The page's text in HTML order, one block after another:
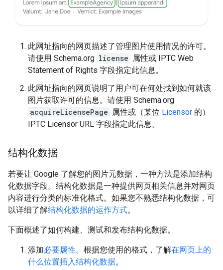
此网址指向的网页描述了管理图片使用情况的许可。
请使用 Schema.org license 属性或 IPTC Web
Statement of Rights 字段指定此信息。
此网址指向的网页说明了用户可在何处找到如何就该
图片获取许可的信息。请使用 Schema.org
acquireLicensePage 属性或（某位 Licensor 的）
IPTC Licensor URL 字段指定此信息。
结构化数据
若要让 Google 了解您的图片元数据，一种方法是添加结构
化数据字段。结构化数据是一种提供网页相关信息并对网页
内容进行分类的标准化格式。如果您不熟悉结构化数据，可
以详细了解结构化数据的运作方式。
下面概述了如何构建、测试和发布结构化数据。
添加必要属性。根据您使用的格式，了解在网页上的
什么位置插入结构化数据。